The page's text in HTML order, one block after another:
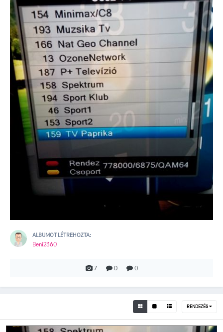
ALBUMOT LÉTREHOZTA:
Beni2360
7 0 0
RENDEZÉS